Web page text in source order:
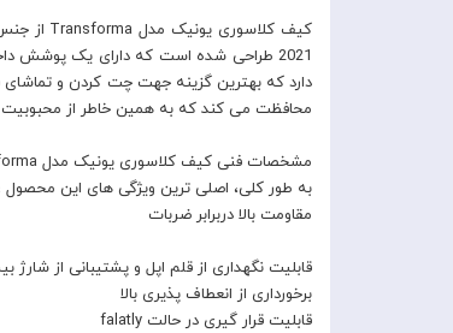
دارد که بهترین گزینه جهت چت کردن و
محافظت می کند که به همین خاطر از محبوبیت
مشخصات فنی کیف کلاسوری یونیک مدل Transforma مناسب iPad mini 6 (2021)
به طور کلی، اصلی ترین ویژگی های این محصول
مقاومت بالا دربرابر ضربات
قابلیت نگهداری از قلم اپل و پشتیبانی از شارژ
برخورداری از انعطاف پذیری بالا
قابلیت قرار گیری در حالت falatly